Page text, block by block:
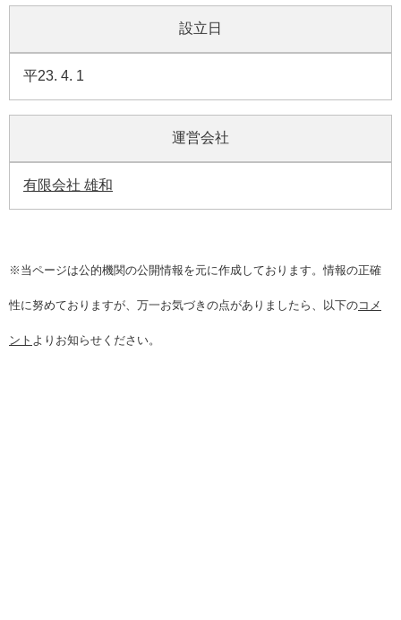
設立日
平23. 4. 1
運営会社
有限会社 雄和
※当ページは公的機関の公開情報を元に作成しております。情報の正確
性に努めておりますが、万一お気づきの点がありましたら、以下のコメ
ント よりお知らせください。